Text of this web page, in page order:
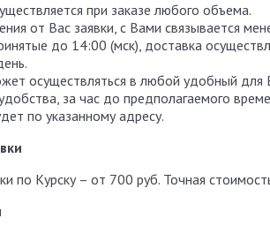
при заказе любого объема.
от Вас заявки, с Вами связывается
до 14:00 (мск), доставка
осуществляться в любой удобный для
за час до предполагаемого
по указанному адресу.
по Курску – от 700 руб. Точная